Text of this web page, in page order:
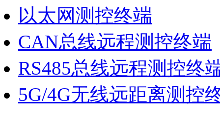
以太网测控终端
CAN总线远程测控终端
RS485总线远程测控终
5G/4G无线远距离测控